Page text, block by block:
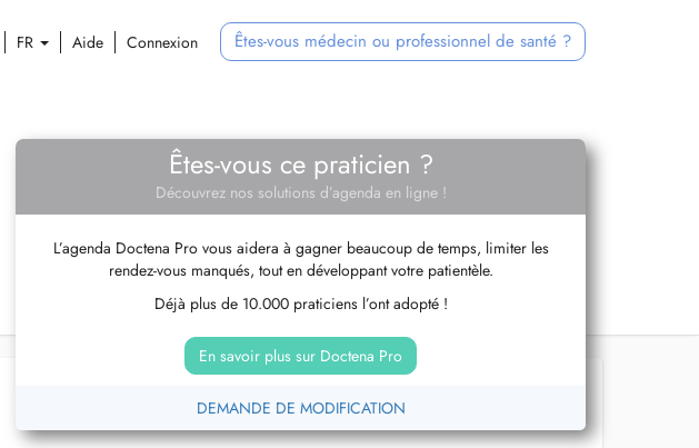
FR Aide Connexion Êtes-vous médecin ou professionnel de santé ?
Êtes-vous ce praticien ?
Découvrez nos solutions d’agenda en ligne !
L’agenda Doctena Pro vous aidera à gagner beaucoup de temps, limiter les
rendez-vous manqués, tout en développant votre patientèle.
Déjà plus de 10.000 praticiens l’ont adopté !
En savoir plus sur Doctena Pro
DEMANDE DE MODIFICATION